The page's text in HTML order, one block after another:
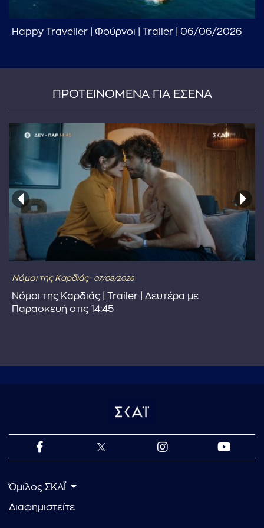
Happy Traveller | Φούρνοι | Trailer | 06/06/2026
ΠΡΟΤΕΙΝΟΜΕΝΑ ΓΙΑ ΕΣΕΝΑ
Νόμοι της Καρδιάς- 07/08/2026
Νόμοι της Καρδιάς | Trailer | Δευτέρα με
Παρασκευή στις 14:45
Όμιλος ΣΚΑΪ
Διαφημιστείτε